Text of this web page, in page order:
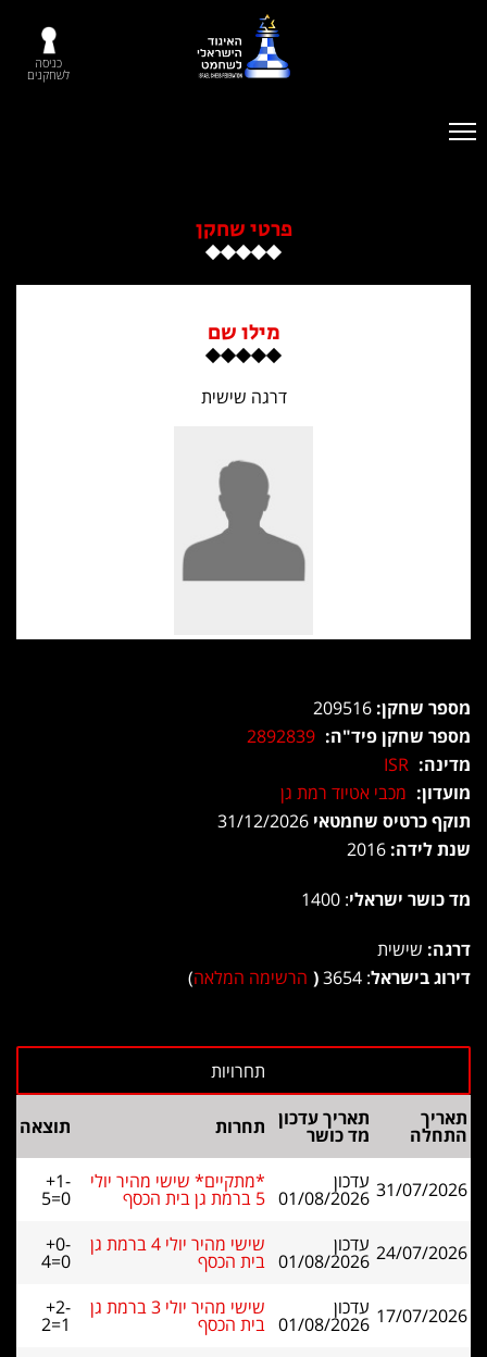
כניסה
לשחקנים
פרטי שחקן
מילו שם
דרגה שישית
מספר שחקן:
מספר שחקן פיד"ה: 2892839
מדינה: ISR
מועדון: מכבי אטיוד רמת גן
תוקף כרטיס שחמטאי
שנת לידה:
מד כושר ישראלי: 1400
דרגה: שישית
דירוג בישראל: 3654
( הרשימה המלאה)
תאריך
התחלה
תאריך עדכון
מד כושר תחרות תוצאה
31/07/2026 עדכון
01/08/2026
*מתקיים* שישי מהיר יולי
5 ברמת גן בית הכסף
+1-
5=0
24/07/2026 עדכון
01/08/2026
שישי מהיר יולי 4 ברמת גן
בית הכסף
+0-
4=0
17/07/2026 עדכון
01/08/2026
שישי מהיר יולי 3 ברמת גן
בית הכסף
+2-
2=1